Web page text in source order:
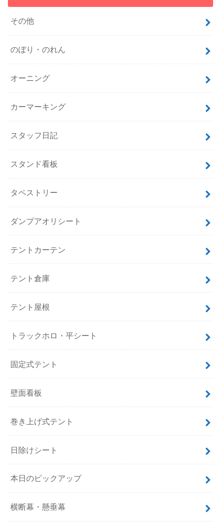
その他
のぼり・のれん
オーニング
カーマーキング
スタッフ日記
スタンド看板
タペストリー
ダンプアオリシート
テントカーテン
テント倉庫
テント屋根
トラックホロ・平シート
固定式テント
壁面看板
巻き上げ式テント
日除けシート
本日のピックアップ
横断幕・懸垂幕